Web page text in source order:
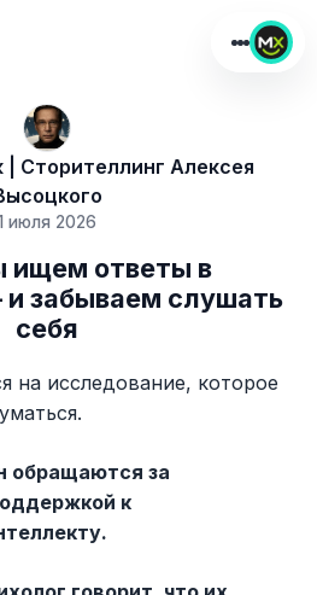
| Сторителлинг Алексея
июля 2026
ищем ответы в
забываем слушать
себя
на исследование, которое
обращаются за
к